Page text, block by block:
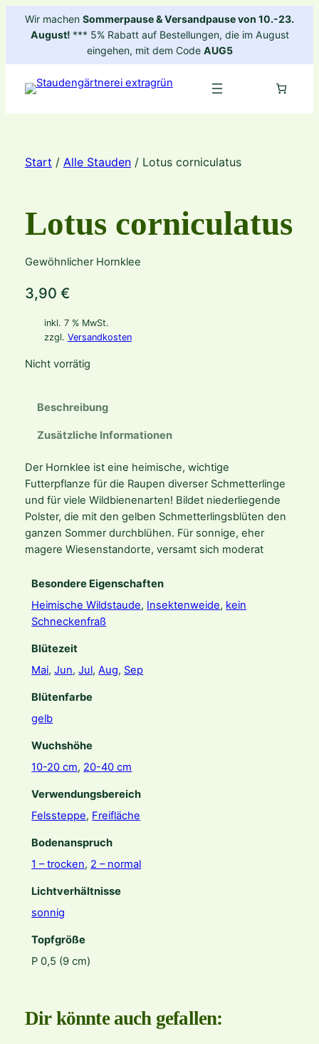
ZumWir machen Sommerpause & Versandpause von 10.-23.
August! *** 5% Rabatt auf Bestellungen, die im August
eingehen, mit dem Code AUG5
Start / Alle Stauden/ Lotus corniculatus
Lotus corniculatus
Gewöhnlicher Hornklee
3,90 €
inkl. 7 % MwSt.
zzgl. Versandkosten
Nicht vorrätig
Beschreibung
Zusätzliche Informationen
Der Hornklee ist eine heimische, wichtige
Futterpflanze für die Raupen diverser Schmetterlinge
und für viele Wildbienenarten! Bildet niederliegende
Polster, die mit den gelben Schmetterlingsblüten den
ganzen Sommer durchblühen. Für sonnige, eher
magere Wiesenstandorte, versamt sich moderat
Besondere Eigenschaften
Heimische Wildstaude, Insektenweide, kein
Schneckenfraß
Blütezeit
Mai,Jun,Jul,Aug, Sep
Blütenfarbe
gelb
Wuchshöhe
10-20 cm, 20-40 cm
Verwendungsbereich
Felssteppe, Freifläche
Bodenanspruch
1 – trocken, 2 – normal
Lichtverhältnisse
sonnig
Topfgröße
P 0,5 (9 cm)
Dir könnte auch gefallen: